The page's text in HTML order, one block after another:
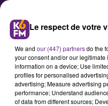
Un nouveau
Le respect de votre
We and our (447) partnersdo the
your consent and/or our
information on a device; Use
profiles for personalised
advertising; Measure advertising
performance; Understand
of data from different sources;